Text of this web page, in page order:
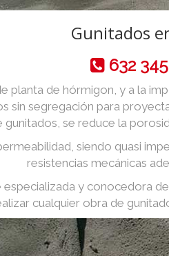
Gunitados
632
planta de hórmigon, y a la
sin segregación para
gunitados, se reduce la
siendo quasi
resistencias mecánicas
especializada y conocedora
cualquier obra de